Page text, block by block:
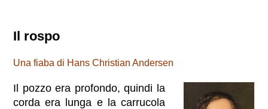
Il rospo
Una fiaba di Hans Christian Andersen
Il pozzo era profondo, quindi la
corda era lunga e la carrucola